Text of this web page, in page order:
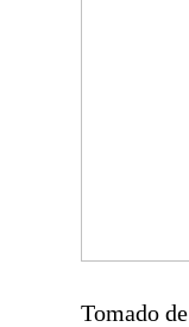
Tomado de